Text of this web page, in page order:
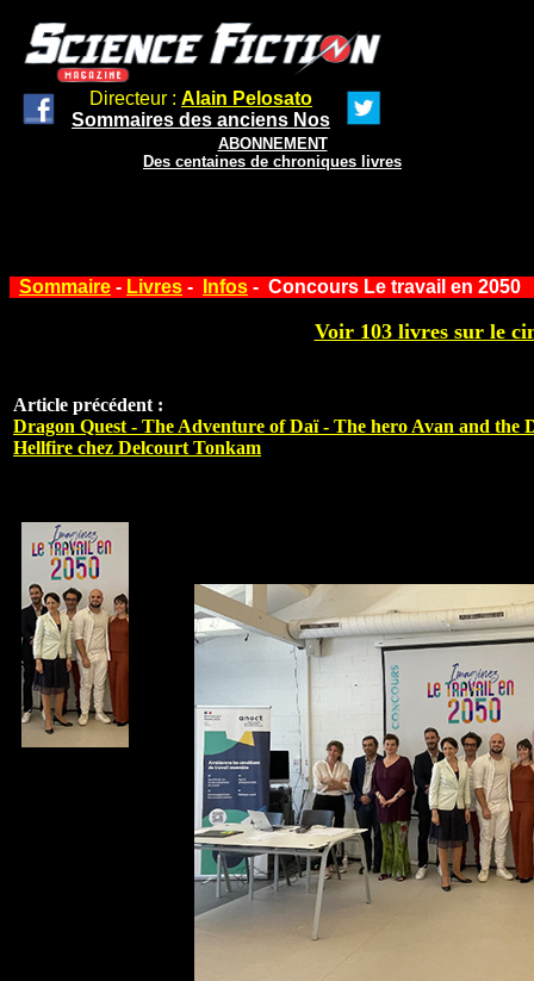
Directeur : Alain Pelosato
Sommaires des anciens Nos
ABONNEMENT
Des centaines de chroniques livres
Sommaire - Livres - Infos - Concours Le travail en 2050
Voir 103 livres sur le
Article précédent :
Dragon Quest - The Adventure of Daï - The hero Avan and the
Hellfire chez Delcourt Tonkam